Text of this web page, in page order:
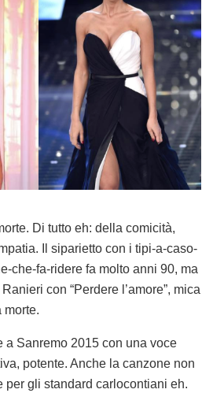
Di tutto eh: della comicità,
Il siparietto con i tipi-a-caso-
che-fa-ridere fa molto anni 90, ma
con “Perdere l’amore”, mica
morte.
a Sanremo 2015 con una voce
potente. Anche la canzone non
per gli standard carlocontiani eh.